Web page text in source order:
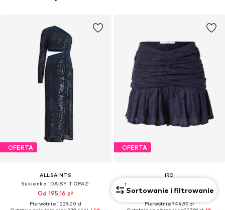
OFERTA
ALLSAINTS
Sukienka 'DAISY TOPAZ'
Od 195,16 zł
Pierwotnie: 1 229,00 zł
OFERTA
IRO
221,96 zł
Pierwotnie: 744,90 zł
1
Sortowanie i filtrowanie